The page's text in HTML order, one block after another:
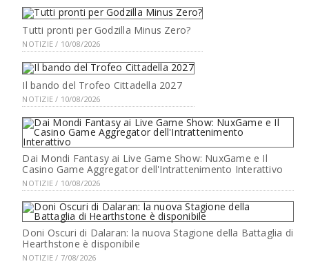
Tutti pronti per Godzilla Minus Zero?
NOTIZIE / 10/08/2026
Il bando del Trofeo Cittadella 2027
NOTIZIE / 10/08/2026
Dai Mondi Fantasy ai Live Game Show: NuxGame e Il
Casino Game Aggregator dell'Intrattenimento Interattivo
NOTIZIE / 10/08/2026
Doni Oscuri di Dalaran: la nuova Stagione della Battaglia di
Hearthstone è disponibile
NOTIZIE / 7/08/2026